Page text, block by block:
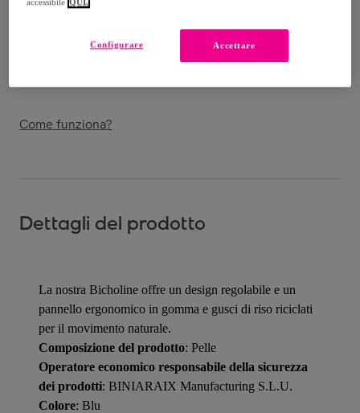
Come funziona?
Dettagli del prodotto
La nostra Bicholine offre un design regolabile e un
pannello ergonomico in gomma e gusci di riso riciclati
per il movimento naturale.
Composizione del prodotto: Pelle
Operatore economico responsabile della sicurezza
dei prodotti: BINIARAIX Manufacturing S.L.U.
Colore: Blu
accessibile QUI.
Accettare
Configurare